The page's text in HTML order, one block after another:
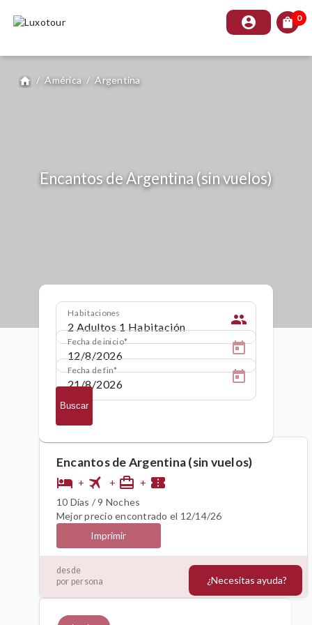
account_circle shopping_bag 0
home / América / Argentina
Encantos de Argentina (sin vuelos)
Habitaciones people
Fecha de inicio
Fecha de fin
Buscar
Encantos de Argentina (sin vuelos)
hotel + flight + card_travel + confirmation_number
10 Días / 9 Noches
Mejor precio encontrado el 12/14/26
Imprimir
desde
por persona
1439€
¿Necesitas ayuda?